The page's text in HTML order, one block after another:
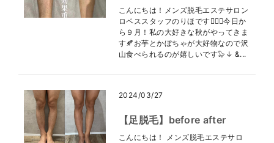
こんにちは！メンズ脱毛エステサロン
ロペススタッフのりほです👩🏻‍⚕️今日か
ら９月！私の大好きな秋がやってきま
す🍂お芋とかぼちゃが大好物なので沢
山食べられるのが嬉しいです🦭↓ &...
2024/03/27
【足脱毛】before after
こんにちは！ メンズ脱毛エステサロ